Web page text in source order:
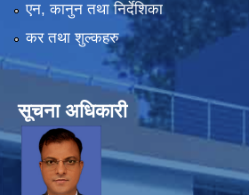
एन, कानुन तथा निर्देशिका
कर तथा शुल्कहरु
सूचना अधिकारी